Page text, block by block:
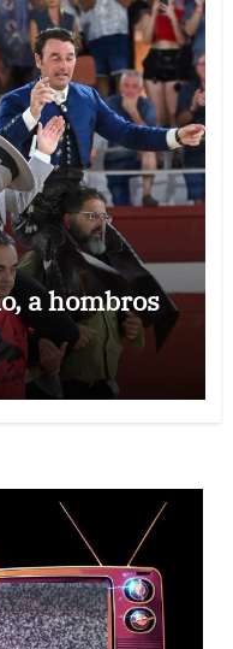
a hombros